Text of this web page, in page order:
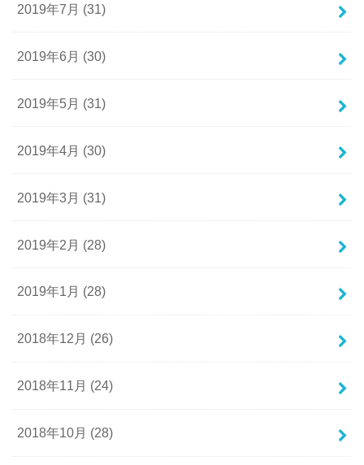
2019年7月 (31)
2019年6月 (30)
2019年5月 (31)
2019年4月 (30)
2019年3月 (31)
2019年2月 (28)
2019年1月 (28)
2018年12月 (26)
2018年11月 (24)
2018年10月 (28)